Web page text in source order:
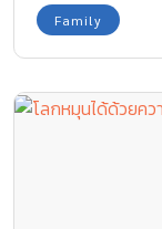
Family